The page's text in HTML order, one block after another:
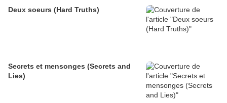
Deux soeurs (Hard Truths)
Secrets et mensonges (Secrets and
Lies)